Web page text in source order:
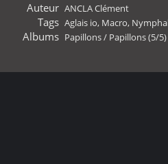
Auteur ANCLA Clément
Tags Aglais io, Macro,
Albums Papillons/ Papillons (5/5)